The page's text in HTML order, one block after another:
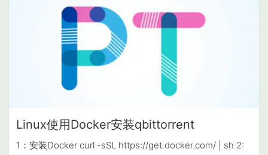
Linux使用Docker安装qbittorrent
1：安装Docker curl -sSL https://get.docker.com/ | sh 2: